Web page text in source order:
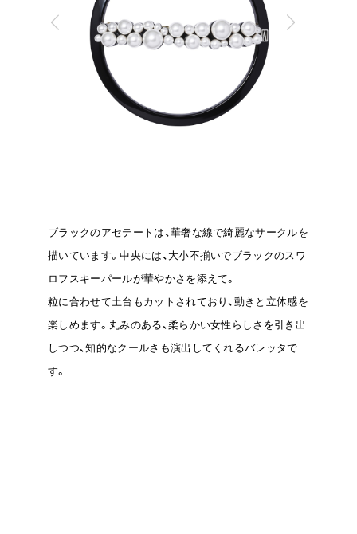
ブラックのアセテートは、華奢な線で綺麗なサークルを
描いています。中央には、大小不揃いでブラックのスワ
ロフスキーパールが華やかさを添えて。
粒に合わせて土台もカットされており、動きと立体感を
楽しめます。丸みのある、柔らかい女性らしさを引き出
しつつ、知的なクールさも演出してくれるバレッタで
す。